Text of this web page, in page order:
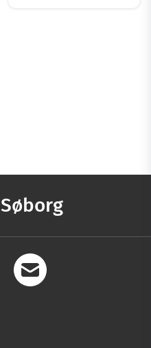
Søborg